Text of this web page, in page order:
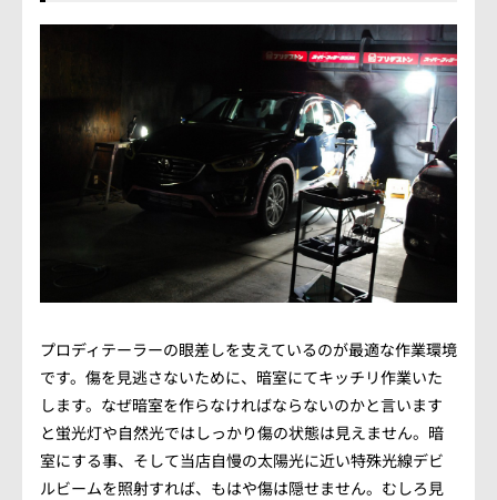
しゃかりきについて
各メニュー料金表
会社概要
TEL.082-225-7355
LINEでお問い合わせ
営業時間：10:00~18:00（日・祝10:00~17:00）
プロディテーラーの眼差しを支えているのが最適な作業環境
です。傷を見逃さないために、暗室にてキッチリ作業いた
します。なぜ暗室を作らなければならないのかと言います
と蛍光灯や自然光ではしっかり傷の状態は見えません。暗
室にする事、そして当店自慢の太陽光に近い特殊光線デビ
ルビームを照射すれば、もはや傷は隠せません。むしろ見